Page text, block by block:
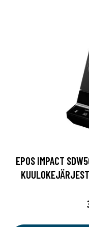
EPOS IMPACT